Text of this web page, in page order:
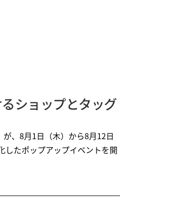
ショップとタッグ
、8月1日（木）から8月12日
したポップアップイベントを開